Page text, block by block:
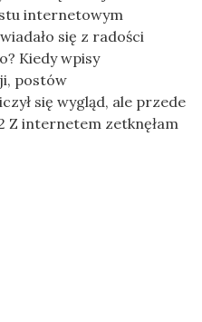
internetowym
się z radości
Kiedy wpisy
postów
się wygląd, ale przede
Z internetem zetknęłam